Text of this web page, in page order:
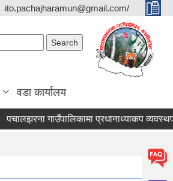
ito.pachajharamun@gmail.com/
वडा कार्यालय
पचालझरना गाउँपालिकामा प्रधानाध्याकप